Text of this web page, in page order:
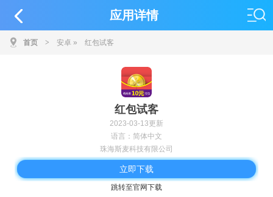
应用详情
首页 > 安卓 » 红包试客
红包试客
2023-03-13更新
语言：简体中文
珠海斯麦科技有限公司
立即下载
跳转至官网下载